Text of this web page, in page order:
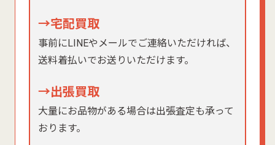
→宅配買取
事前にLINEやメールでご連絡いただければ、
送料着払いでお送りいただけます。
→出張買取
大量にお品物がある場合は出張査定も承って
おります。